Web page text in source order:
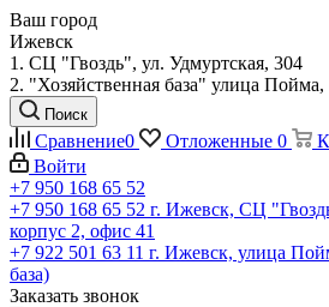
Ваш город
Ижевск
1. СЦ "Гвоздь", ул. Удмуртская, 304
2. "Хозяйственная база" улица Пойма,
Поиск
Сравнение0 Отложенные 0
Войти
+7 950 168 65 52
+7 950 168 65 52 г. Ижевск, СЦ
корпус 2, офис 41
+7 922 501 63 11 г. Ижевск, улица
база)
Заказать звонок